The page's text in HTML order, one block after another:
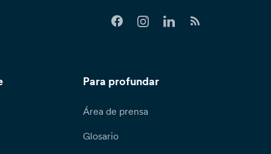
Para profundar
Área de prensa
Glosario